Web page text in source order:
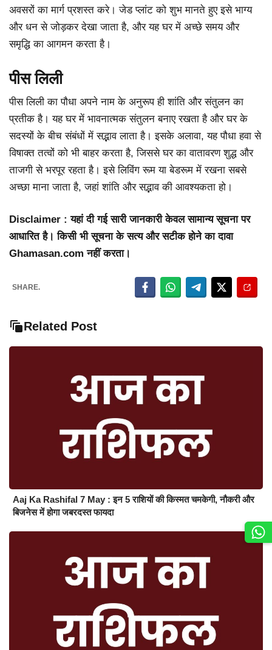
अवसरों का मार्ग प्रशस्त करे। जेड प्लांट को शुभ मानते हुए इसे भाग्य
और धन से जोड़कर देखा जाता है, और यह घर में अच्छे समय और
समृद्धि का आगमन करता है।
पीस लिली
पीस लिली का पौधा अपने नाम के अनुरूप ही शांति और संतुलन का
प्रतीक है। यह घर में भावनात्मक संतुलन बनाए रखता है और घर के
सदस्यों के बीच संबंधों में सद्भाव लाता है। इसके अलावा, यह पौधा हवा से
विषाक्त तत्वों को भी बाहर करता है, जिससे घर का वातावरण शुद्ध और
ताजगी से भरपूर रहता है। इसे लिविंग रूम या बेडरूम में रखना सबसे
अच्छा माना जाता है, जहां शांति और सद्भाव की आवश्यकता हो।
Disclaimer : यहां दी गई सारी जानकारी केवल सामान्य सूचना पर
आधारित है। किसी भी सूचना के सत्य और सटीक होने का दावा
Ghamasan.com नहीं करता।
SHARE.
Related Post
Aaj Ka Rashifal 7 May : इन 5 राशियों की किस्मत चमकेगी, नौकरी और
बिजनेस में होगा जबरदस्त फायदा